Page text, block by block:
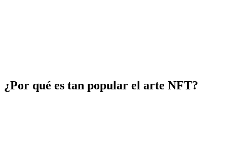
¿Por qué es tan popular el arte NFT?